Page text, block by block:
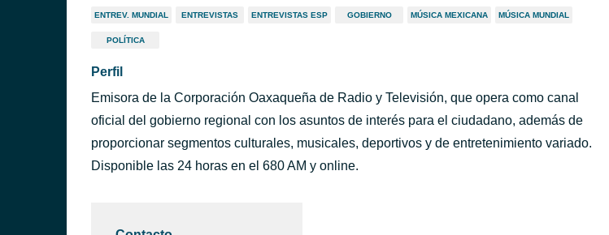
ENTREV. MUNDIAL ENTREVISTAS ENTREVISTAS ESP GOBIERNO MÚSICA MEXICANA MÚSICA MUNDIAL
POLÍTICA
Perfil
Emisora de la Corporación Oaxaqueña de Radio y Televisión, que opera como canal
oficial del gobierno regional con los asuntos de interés para el ciudadano, además de
proporcionar segmentos culturales, musicales, deportivos y de entretenimiento variado.
Disponible las 24 horas en el 680 AM y online.